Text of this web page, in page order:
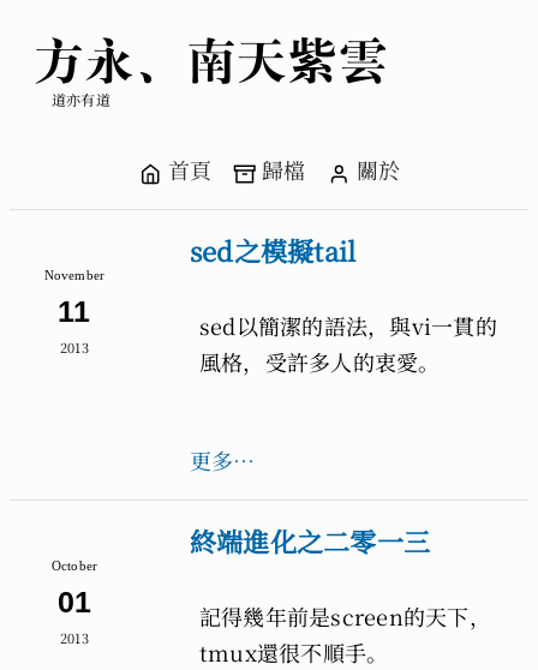
方永、南天紫雲
道亦有道
首頁 歸檔 關於
November
11
2013
sed之模擬tail
sed以簡潔的語法，與vi一貫的
風格，受許多人的衷愛。
更多…
October
01
2013
終端進化之二零一三
記得幾年前是screen的天下，
tmux還很不順手。